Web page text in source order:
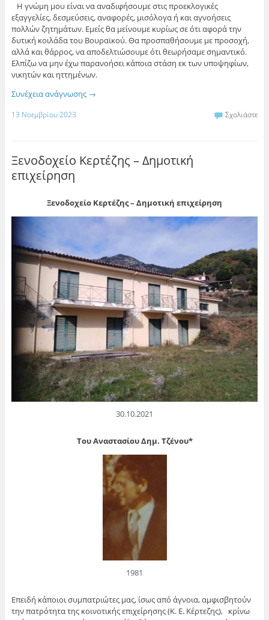
Η γνώμη μου είναι να αναδιφήσουμε στις προεκλογικές
εξαγγελίες, δεσμεύσεις, αναφορές, μισόλογα ή και αγνοήσεις
πολλών ζητημάτων. Εμείς θα μείνουμε κυρίως σε ότι αφορά την
δυτική κοιλάδα του Βουραϊκού. Θα προσπαθήσουμε με προσοχή,
αλλά και θάρρος, να αποδελτιώσουμε ότι θεωρήσαμε σημαντικό.
Ελπίζω να μην έχω παρανοήσει κάποια στάση εκ των υποψηφίων,
νικητών και ηττημένων.
Συνέχεια ανάγνωσης →
13 Νοεμβρίου 2023 Σχολιάστε
Ξενοδοχείο Κερτέζης – Δημοτική
επιχείρηση
Ξενοδοχείο Κερτέζης – Δημοτική επιχείρηση
30.10.2021
Του Αναστασίου Δημ. Τζένου*
1981
Επειδή κάποιοι συμπατριώτες μας, ίσως από άγνοια, αμφισβητούν
την πατρότητα της κοινοτικής επιχείρησης (Κ. Ε. Κέρτεζης), κρίνω